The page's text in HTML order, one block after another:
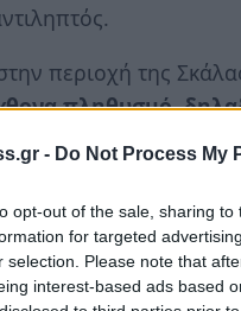
- Do Not Process My
opt-out of the sale, sharing
for targeted
selection. Please note that
interest-based ads based
περιοχή της
πληθυσμό,
ελονοσίας
κι εύλογα